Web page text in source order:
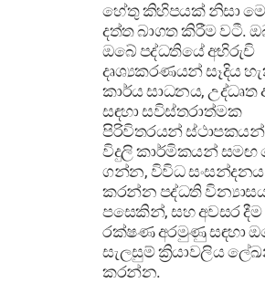
හේතු කිහිපයක් නිසා
දත්ත බාගත කිරීම වටී.
ඔබේ පද්ධතියේ අභිරුචි
දෘශ්‍යකරණයන් සෑදිය
කාර්ය සාධනය,
සඳහා සවිස්තරාත්මක
පිරිවිතරයන්
විදුලි කාර්මිකයන් සමඟ
ගන්න, විවිධ සංසන්දනය
කරන්න පද්ධති
පසෙකින්, සහ අවසර
රක්ෂණ අරමුණු සඳහා
සැලසුම් ක්‍රියාවලිය
කරන්න.